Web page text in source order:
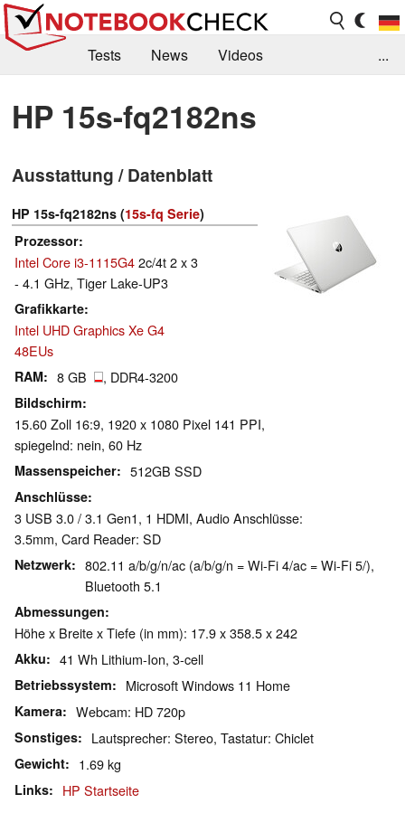
Tests News
Videos
Kaufberatung
Deals Suche
Forum
...
HP 15s-fq2182ns
Ausstattung / Datenblatt
HP 15s-fq2182ns (15s-fq Serie)
Prozessor
Intel Core i3-1115G42c/4t 2 x 3
- 4.1 GHz, Tiger Lake-UP3
Grafikkarte
Intel UHD Graphics Xe G4
48EUs
RAM 8 GB , DDR4-3200
Bildschirm
15.60 Zoll 16:9, 1920 x 1080 Pixel 141 PPI,
spiegelnd: nein, 60 Hz
Massenspeicher 512GB SSD
Anschlüsse
3 USB 3.0 / 3.1 Gen1, 1 HDMI, Audio Anschlüsse:
3.5mm, Card Reader: SD
Netzwerk
802.11 a/b/g/n/ac (a/b/g/n = Wi-Fi 4/ac = Wi-Fi 5/),
Bluetooth 5.1
Abmessungen
Höhe x Breite x Tiefe (in mm): 17.9 x 358.5 x 242
Akku 41 Wh Lithium-Ion, 3-cell
Betriebssystem Microsoft Windows 11 Home
Kamera Webcam: HD 720p
Sonstiges Lautsprecher: Stereo, Tastatur: Chiclet
Gewicht 1.69 kg
Links HP Startseite